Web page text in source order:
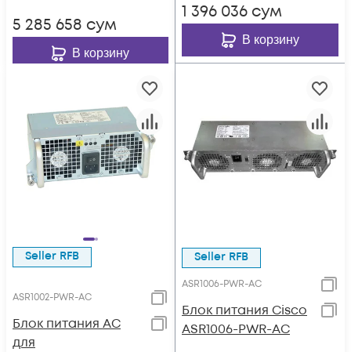
5 285 658 сум
В корзину
1 396 036 сум
В корзину
Seller RFB
ASR1002-PWR-AC
Блок питания AC
для
Seller RFB
ASR1006-PWR-AC
Блок питания Cisco
ASR1006-PWR-AC